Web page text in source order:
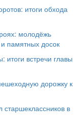
итоги обхода
молодёжь
памятных досок
встречи главы
дорожку к
старшеклассников в